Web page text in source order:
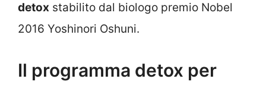
detox stabilito dal biologo premio Nobel
2016 Yoshinori Oshuni.
Il programma detox per